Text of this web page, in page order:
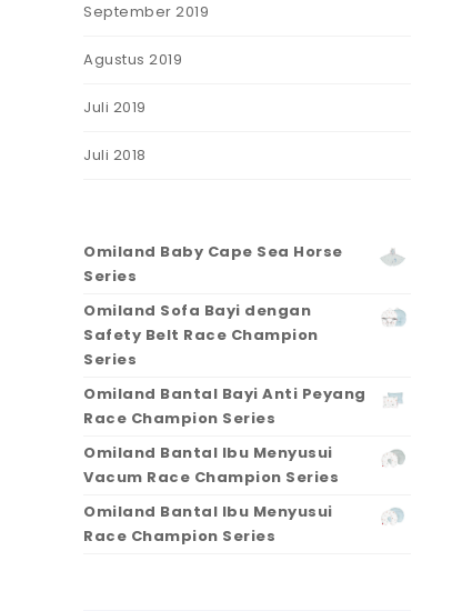
September 2019
Agustus 2019
Juli 2019
Juli 2018
Omiland Baby Cape Sea Horse
Series
Omiland Sofa Bayi dengan
Safety Belt Race Champion
Series
Omiland Bantal Bayi Anti Peyang
Race Champion Series
Omiland Bantal Ibu Menyusui
Vacum Race Champion Series
Omiland Bantal Ibu Menyusui
Race Champion Series